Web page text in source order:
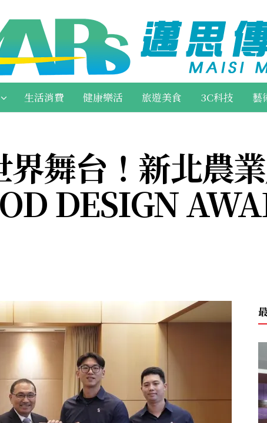
生活消費 健康樂活 旅遊美食 3C科技 藝
舞台！新北農
DESIGN